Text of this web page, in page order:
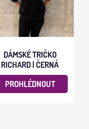
DÁMSKÉ TRIČKO
RICHARD | ČERNÁ
PROHLÉDNOUT